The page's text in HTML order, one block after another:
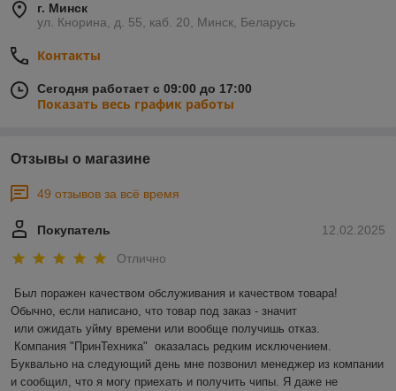
г. Минск
ул. Кнорина, д. 55, каб. 20, Минск, Беларусь
Контакты
Сегодня работает с 09:00 до 17:00
Показать весь график работы
Отзывы о магазине
49 отзывов за всё время
12.02.2025
Покупатель
Отлично
Был поражен качеством обслуживания и качеством товара!
Обычно, если написано, что товар под заказ - значит
Буквально на следующий день мне позвонил менеджер из компании
и сообщил, что я могу приехать и получить чипы. Я даже не